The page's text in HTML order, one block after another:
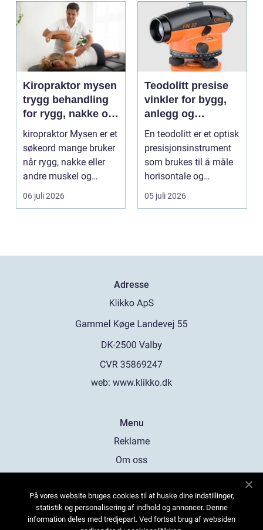
Kiropraktor mysen
trygg behandling
for rygg, nakke og
ledd
kiropraktor Mysen er et
søkeord mange bruker
når rygg, nakke eller
andre muskel og
leddplager begynn...
06 juli 2026
Teodolitt presise
vinkler for bygg,
anlegg og
kartlegging
En teodolitt er et optisk
presisjonsinstrument
som brukes til å måle
horisontale og
vertikale vinkle...
05 juli 2026
Adresse
web: www.klikko.dk
Menu
Reklame
Om oss
Kontakt Oss
Sitemap
På vores website bruges cookies til at huske dine indstillinger,
statistik og personalisering af indhold og annoncer. Denne
information deles med tredjepart. Ved fortsat brug af websiden